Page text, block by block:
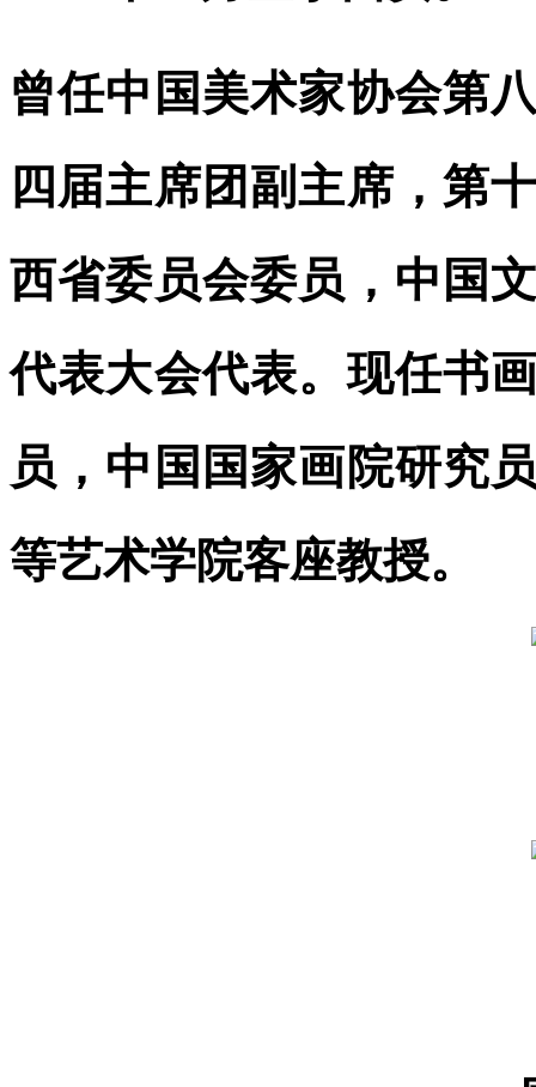
曾任中国美术家协会第
四届主席团副主席，第
西省委员会委员，中国
代表大会代表。现任书
员，中国国家画院研究
等艺术学院客座教授。